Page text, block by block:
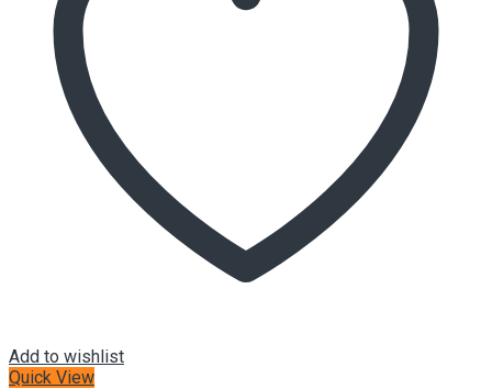
Add to wishlist
Quick View